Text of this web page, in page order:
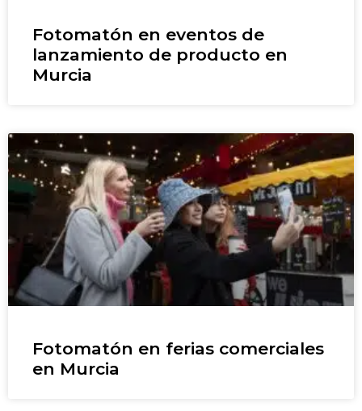
Fotomatón en eventos de
lanzamiento de producto en
Murcia
Fotomatón en ferias comerciales
en Murcia